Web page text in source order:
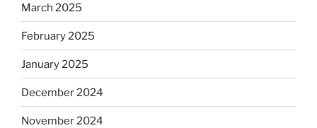
March 2025
February 2025
January 2025
December 2024
November 2024